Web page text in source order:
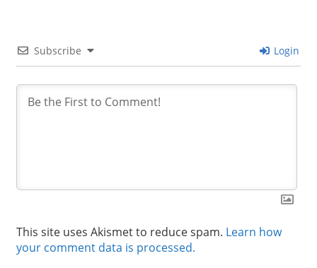
Subscribe Login
This site uses Akismet to reduce spam. Learn how
your comment data is processed.